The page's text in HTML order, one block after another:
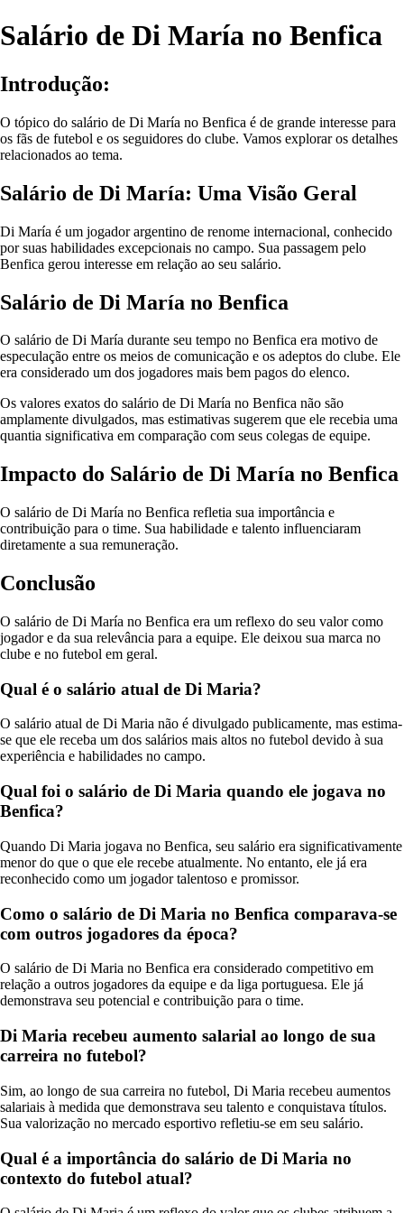
Salário de Di María no Benfica
Introdução:
O tópico do salário de Di María no Benfica é de grande interesse para
os fãs de futebol e os seguidores do clube. Vamos explorar os detalhes
relacionados ao tema.
Salário de Di María: Uma Visão Geral
Di María é um jogador argentino de renome internacional, conhecido
por suas habilidades excepcionais no campo. Sua passagem pelo
Benfica gerou interesse em relação ao seu salário.
Salário de Di María no Benfica
O salário de Di María durante seu tempo no Benfica era motivo de
especulação entre os meios de comunicação e os adeptos do clube. Ele
era considerado um dos jogadores mais bem pagos do elenco.
Os valores exatos do salário de Di María no Benfica não são
amplamente divulgados, mas estimativas sugerem que ele recebia uma
quantia significativa em comparação com seus colegas de equipe.
Impacto do Salário de Di María no Benfica
O salário de Di María no Benfica refletia sua importância e
contribuição para o time. Sua habilidade e talento influenciaram
diretamente a sua remuneração.
Conclusão
O salário de Di María no Benfica era um reflexo do seu valor como
jogador e da sua relevância para a equipe. Ele deixou sua marca no
clube e no futebol em geral.
Qual é o salário atual de Di Maria?
O salário atual de Di Maria não é divulgado publicamente, mas estima-
se que ele receba um dos salários mais altos no futebol devido à sua
experiência e habilidades no campo.
Qual foi o salário de Di Maria quando ele jogava no
Benfica?
Quando Di Maria jogava no Benfica, seu salário era significativamente
menor do que o que ele recebe atualmente. No entanto, ele já era
reconhecido como um jogador talentoso e promissor.
Como o salário de Di Maria no Benfica comparava-se
com outros jogadores da época?
O salário de Di Maria no Benfica era considerado competitivo em
relação a outros jogadores da equipe e da liga portuguesa. Ele já
demonstrava seu potencial e contribuição para o time.
Di Maria recebeu aumento salarial ao longo de sua
carreira no futebol?
Sim, ao longo de sua carreira no futebol, Di Maria recebeu aumentos
salariais à medida que demonstrava seu talento e conquistava títulos.
Sua valorização no mercado esportivo refletiu-se em seu salário.
Qual é a importância do salário de Di Maria no
contexto do futebol atual?